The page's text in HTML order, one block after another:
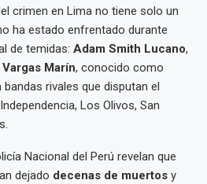
crimen en Lima no tiene solo un
ha estado enfrentado durante
de temidas: Adam Smith Lucano,
Vargas Marín, conocido como
rivales que disputan el
Los Olivos, San
Nacional del Perú revelan que
dejado decenas de muertos y